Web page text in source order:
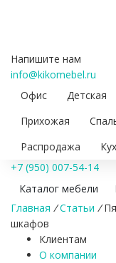
Напишите нам
info@kikomebel.ru
Офис Детская
Прихожая
Распродажа
+7 (950) 007-54-14
Каталог мебели
Главная / Статьи /
шкафов
Клиентам
О компании